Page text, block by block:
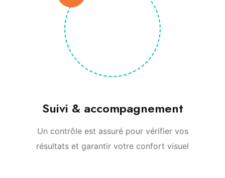
Suivi & accompagnement
Un contrôle est assuré pour vérifier vos
résultats et garantir votre confort visuel